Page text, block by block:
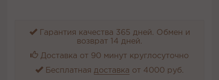
Гарантия качества 365 дней. Обмен и
возврат 14 дней.
Доставка от 90 минут круглосуточно
Бесплатная доставка от 4000 руб.